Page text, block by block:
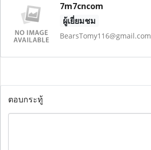
7m7cncom
ผู้เยี่ยมชม
BearsTomy116@gmail.com
ตอบกระทู้